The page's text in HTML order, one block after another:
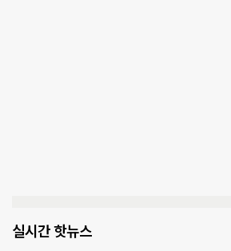
실시간 핫뉴스